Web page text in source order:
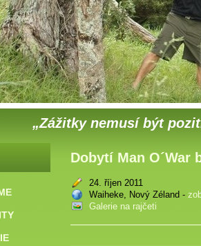
„Zážitky nemusí být
Dobytí Man O´War
24. říjen 2011
Waiheke, Nový Zéland -
Galerie na rajčeti